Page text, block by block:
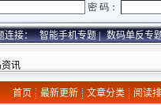
连接： 智能手机专题 | 数码单反专
讯
首页 最新更新 文章分类 阅读